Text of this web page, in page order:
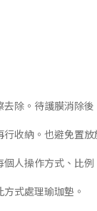
除。待護膜消除
收納。也避免置放
人操作方式、比
式處理瑜珈墊。